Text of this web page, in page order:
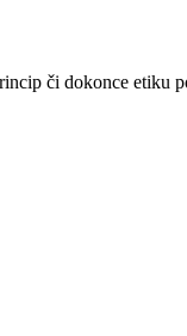
či dokonce etiku